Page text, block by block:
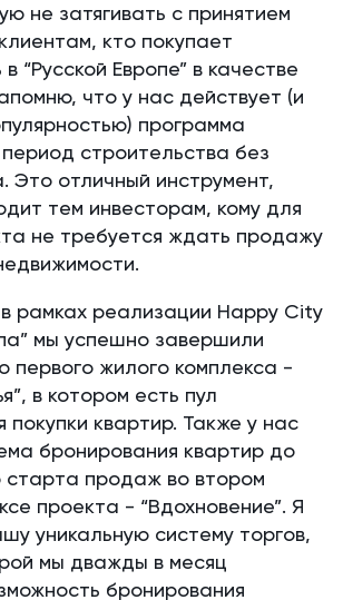
не затягивать с принятием
кто покупает
“Русской Европе” в качестве
что у нас действует (и
программа
строительства без
Это отличный инструмент,
тем инвесторам, кому для
не требуется ждать продажу
рамках реализации Happy City
мы успешно завершили
первого жилого комплекса -
в котором есть пул
покупки квартир. Также у нас
бронирования квартир до
старта продаж во втором
проекта - “Вдохновение”. Я
уникальную систему торгов,
мы дважды в месяц
бронирования